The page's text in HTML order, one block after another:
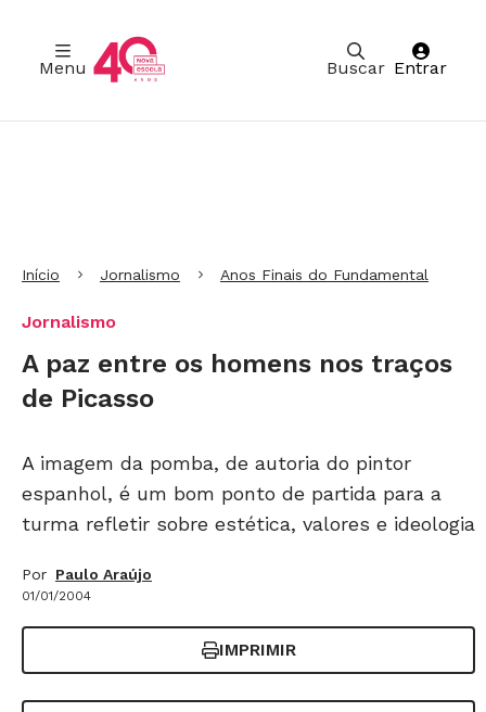
Buscar
Menu Entrar
Início Jornalismo Anos Finais do Fundamental
Jornalismo
A paz entre os homens nos traços
de Picasso
A imagem da pomba, de autoria do pintor
espanhol, é um bom ponto de partida para a
turma refletir sobre estética, valores e ideologia
Por Paulo Araújo
01/01/2004
IMPRIMIR